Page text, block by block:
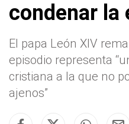
condenar la
El papa León XIV
episodio representa
cristiana a la que no
ajenos”